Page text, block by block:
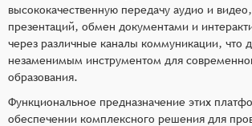
высококачественную передачу аудио и
презентаций, обмен документами и
через различные каналы коммуникации, что
незаменимым инструментом для
образования.
Функциональное предназначение этих
обеспечении комплексного решения для